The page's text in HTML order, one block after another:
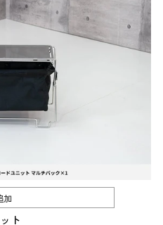
加
ト